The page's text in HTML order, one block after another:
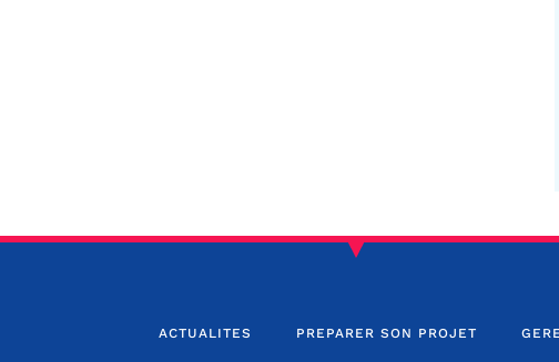
ACTUALITES PREPARER SON PROJET